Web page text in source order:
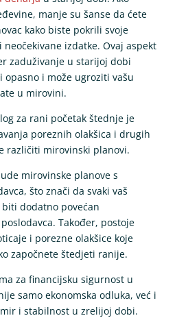
manje su šanse da ćete
kako biste pokrili svoje
izdatke. Ovaj aspekt
zaduživanje u starijoj dobi
opasno i može ugroziti vašu
u mirovini.
za rani početak štednje je
poreznih olakšica i drugih
različiti mirovinski planovi.
mirovinske planove s
što znači da svaki vaš
dodatno povećan
Također, postoje
i porezne olakšice koje
započnete štedjeti ranije.
za financijsku sigurnost u
samo ekonomska odluka, već i
i stabilnost u zrelijoj dobi.